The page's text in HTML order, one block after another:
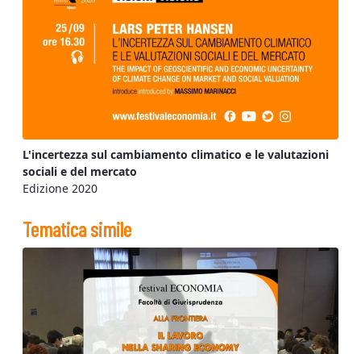
L'incertezza sul cambiamento climatico e le valutazioni
sociali e del mercato
Edizione 2020
Tematica simile